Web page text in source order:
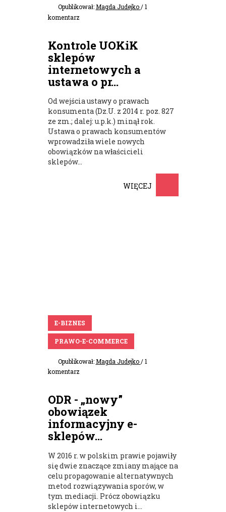
Opublikował:Magda Judejko/ 1
komentarz
Kontrole UOKiK
sklepów
internetowych a
ustawa o pr...
Od wejścia ustawy o prawach
konsumenta (Dz.U. z 2014 r. poz. 827
ze zm.; dalej: u.p.k.) minął rok.
Ustawa o prawach konsumentów
wprowadziła wiele nowych
obowiązków na właścicieli
sklepów...
WIĘCEJ
E-BIZNES
PRAWO-E-COMMERCE
Opublikował:Magda Judejko/ 1
komentarz
ODR - „nowy”
obowiązek
informacyjny e-
sklepów...
W 2016 r. w polskim prawie pojawiły
się dwie znaczące zmiany mające na
celu propagowanie alternatywnych
metod rozwiązywania sporów, w
tym mediacji. Prócz obowiązku
sklepów internetowych i...